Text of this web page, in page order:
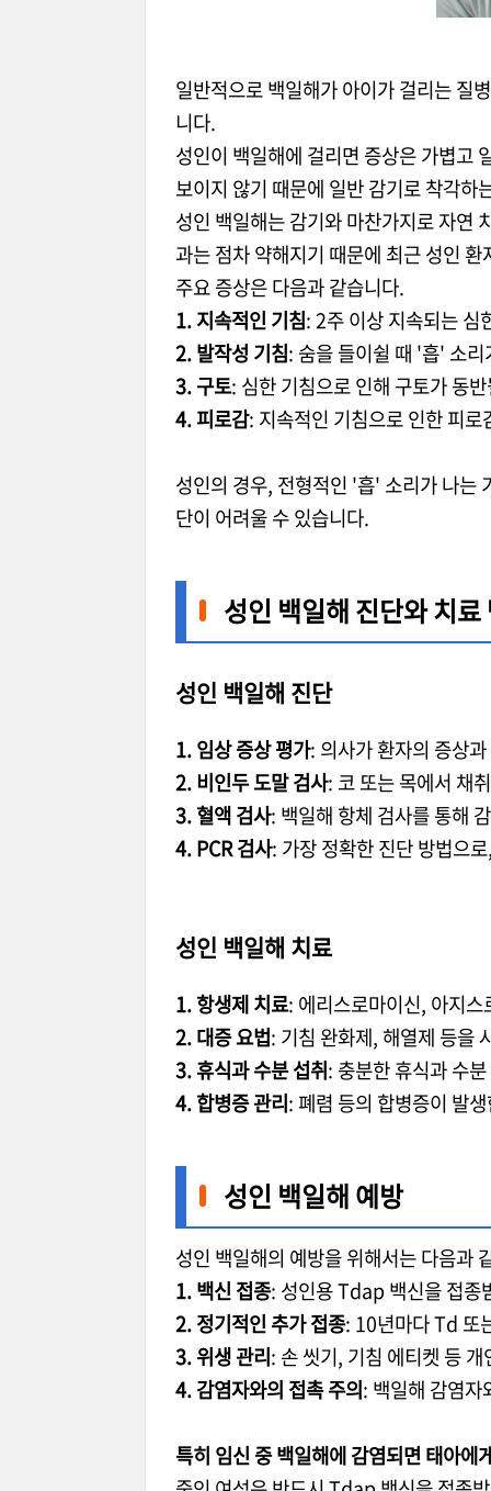
일반적으로 백일해가 아이가 걸리는 질
니다.
성인이 백일해에 걸리면 증상은 가볍고
보이지 않기 때문에 일반 감기로 착각하
성인 백일해는 감기와 마찬가지로 자연
과는 점차 약해지기 때문에 최근 성인
주요 증상은 다음과 같습니다.
1. 지속적인 기침: 2주 이상 지속되는 심
2. 발작성 기침: 숨을 들이쉴 때 '흡' 소
3. 구토: 심한 기침으로 인해 구토가 동
4. 피로감: 지속적인 기침으로 인한 피로
성인의 경우, 전형적인 '흡' 소리가 나는
단이 어려울 수 있습니다.
성인 백일해 진단와 치료
성인 백일해 진단
1. 임상 증상 평가: 의사가 환자의 증상
2. 비인두 도말 검사: 코 또는 목에서 채
3. 혈액 검사: 백일해 항체 검사를 통해
4. PCR 검사: 가장 정확한 진단 방법으
성인 백일해 치료
1. 항생제 치료: 에리스로마이신, 아지
2. 대증 요법: 기침 완화제, 해열제 등을
3. 휴식과 수분 섭취: 충분한 휴식과 수
4. 합병증 관리: 폐렴 등의 합병증이 발
성인 백일해 예방
성인 백일해의 예방을 위해서는 다음과
1. 백신 접종: 성인용 Tdap 백신을 접종
2. 정기적인 추가 접종: 10년마다 Td 또
3. 위생 관리: 손 씻기, 기침 에티켓 등
4. 감염자와의 접촉 주의: 백일해 감염자
특히 임신 중 백일해에 감염되면 태아에